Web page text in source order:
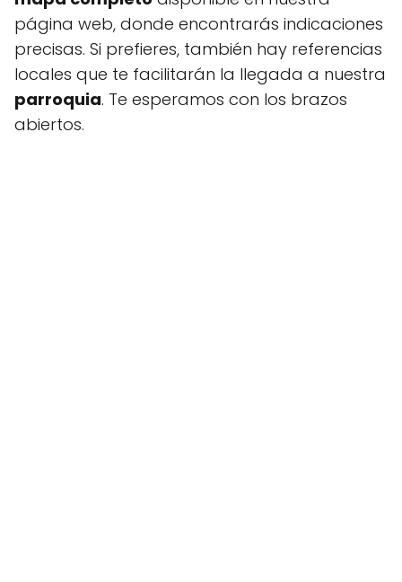
página web, donde encontrarás indicaciones
precisas. Si prefieres, también hay referencias
locales que te facilitarán la llegada a nuestra
parroquia. Te esperamos con los brazos
abiertos.